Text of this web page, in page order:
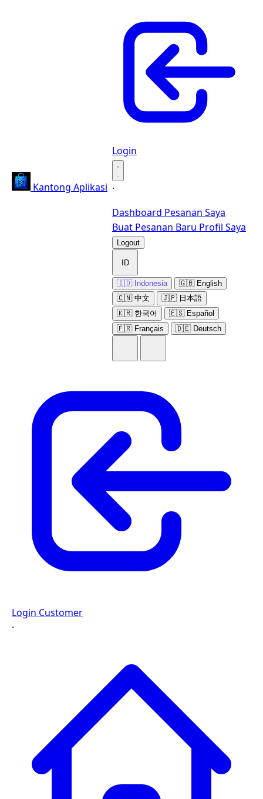
Kantong Aplikasi
Login
·
·
Dashboard Pesanan Saya
Buat Pesanan Baru Profil Saya
Logout
ID
🇮🇩 Indonesia
🇬🇧 English
🇨🇳 中文
🇯🇵 日本語
🇰🇷 한국어
🇪🇸 Español
🇫🇷 Français
🇩🇪 Deutsch
Login Customer
·